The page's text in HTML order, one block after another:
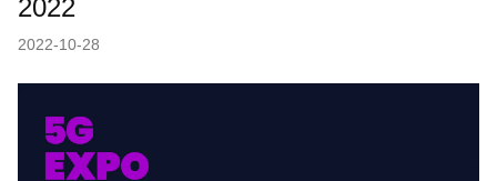
2022
2022-10-28